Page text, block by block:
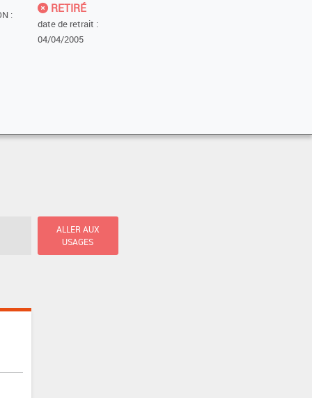
:
RETIRÉ
date de retrait :
04/04/2005
ALLER AUX
USAGES